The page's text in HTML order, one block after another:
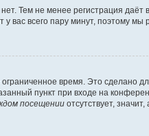
Тем не менее регистрация даёт
вас всего пару минут, поэтому мы
время. Это сделано
пункт при входе на
посещении отсутствует,